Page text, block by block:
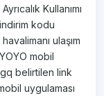
Kullanımı
kodu
ulaşım
mobil
belirtilen link
uygulaması